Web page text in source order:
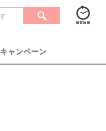
キャンペーン